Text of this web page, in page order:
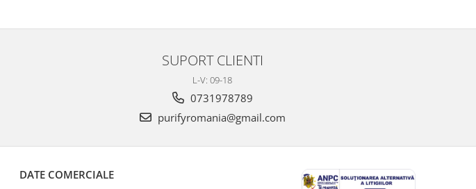
SUPORT CLIENTI
L-V: 09-18
0731978789
purifyromania@gmail.com
DATE COMERCIALE